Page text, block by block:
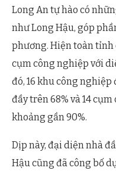
Long An tự hào có
như Long Hậu, góp
phương. Hiện toàn tỉnh
cụm công nghiệp với
đó, 16 khu công nghiệp
đầy trên 68% và 14
khoảng gần 90%.
Dịp này, đại diện nhà
Hậu cũng đã công bố